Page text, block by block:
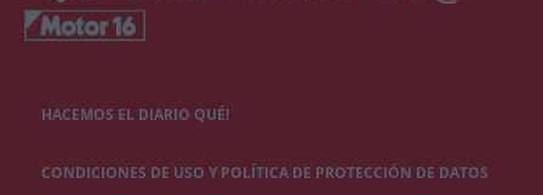
HACEMOS EL DIARIO QUÉ!
CONDICIONES DE USO Y POLÍTICA DE PROTECCIÓN DE DATOS